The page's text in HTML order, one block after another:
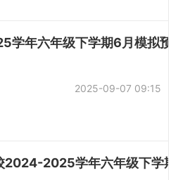
年六年级下学期6月模拟预
2025-09-07 09:15
2025学年六年级下学